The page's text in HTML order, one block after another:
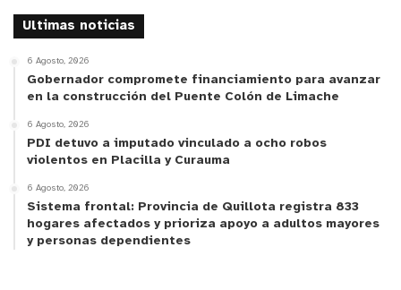
Ultimas noticias
6 Agosto, 2026
Gobernador compromete financiamiento para avanzar
en la construcción del Puente Colón de Limache
6 Agosto, 2026
PDI detuvo a imputado vinculado a ocho robos
violentos en Placilla y Curauma
6 Agosto, 2026
Sistema frontal: Provincia de Quillota registra 833
hogares afectados y prioriza apoyo a adultos mayores
y personas dependientes